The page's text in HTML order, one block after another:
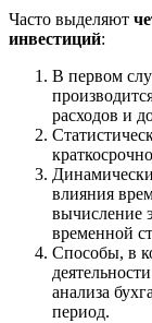
Часто выделяют
инвестиций:
В первом
расходов и
влияния
вычисление
временной
Способы, в
анализа
период.